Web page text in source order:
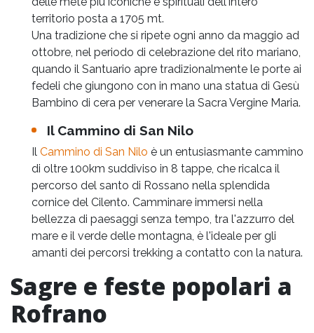
territorio posta a 1705 mt.
Una tradizione che si ripete ogni anno da maggio ad
ottobre, nel periodo di celebrazione del rito mariano,
quando il Santuario apre tradizionalmente le porte ai
fedeli che giungono con in mano una statua di Gesù
Bambino di cera per venerare la Sacra Vergine Maria.
Il Cammino di San Nilo
Il Cammino di San Nilo è un entusiasmante cammino
di oltre 100km suddiviso in 8 tappe, che ricalca il
percorso del santo di Rossano nella splendida
cornice del Cilento. Camminare immersi nella
bellezza di paesaggi senza tempo, tra l'azzurro del
mare e il verde delle montagna, è l'ideale per gli
amanti dei percorsi trekking a contatto con la natura.
Sagre e feste popolari a
Rofrano